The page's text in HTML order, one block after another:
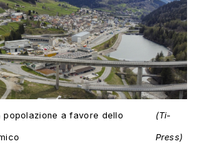
a favore dello (Ti-
Press)